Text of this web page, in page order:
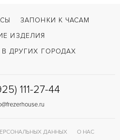
С документами, С футляром
Застежка с помощью шипа
ЗАПОНКИ К ЧАСАМ
ИЗДЕЛИЯ
ДРУГИХ ГОРОДАХ
111-27-44
ДАННЫХ
О НАС